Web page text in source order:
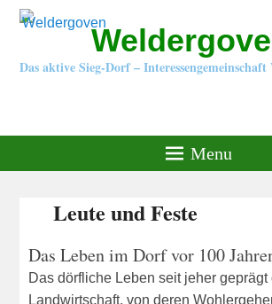
Das aktive Sieg-Dorf – Interessengemeinschaft
Menu
Leute und Feste
Das Leben im Dorf vor 100
Das dörfliche Leben seit jeher geprägt
Landwirtschaft, von deren